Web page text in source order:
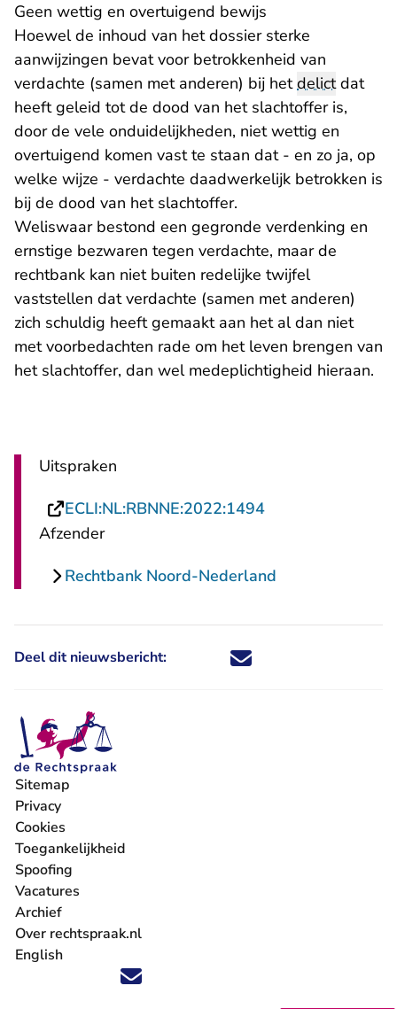
Geen wettig en overtuigend bewijs
Hoewel de inhoud van het dossier sterke
aanwijzingen bevat voor betrokkenheid van
verdachte (samen met anderen) bij hetdelictdat
heeft geleid tot de dood van het slachtoffer is,
door de vele onduidelijkheden, niet wettig en
overtuigend komen vast te staan dat - en zo ja, op
welke wijze - verdachte daadwerkelijk betrokken is
bij de dood van het slachtoffer.
Weliswaar bestond een gegronde verdenking en
ernstige bezwaren tegen verdachte, maar de
rechtbank kan niet buiten redelijke twijfel
vaststellen dat verdachte (samen met anderen)
zich schuldig heeft gemaakt aan het al dan niet
met voorbedachten rade om het leven brengen van
het slachtoffer, dan wel medeplichtigheid hieraan.
Uitspraken
ECLI:NL:RBNNE:2022:1494- U verlaat
Afzender
Rechtbank Noord-Nederland
Deel dit nieuwsbericht: Deel dit nieuwsbericht via X -
Deel dit nieuwsbericht via
Deel dit nieuwsbericht
Deel dit
Volg ons op X (Twitter) - U verlaat Rechtspraak.nl
Volg ons op Facebook - U verlaat Rechtspraak.nl
Volg ons op Instagram - U verlaat Rechtspraak.nl
Volg ons op Youtube - U verlaat Rechtspraak.nl
Volg ons op LinkedIn - U verlaat
'Blijf op de hoogte' nieuwsbrief - U verlaat
Sitemap
Privacy
Cookies
Toegankelijkheid
Spoofing
Vacatures
- U verlaat Rechtspraak.nl
Archief
Over rechtspraak.nl
English